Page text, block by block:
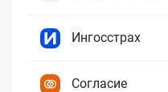
Ингосстрах
Согласие